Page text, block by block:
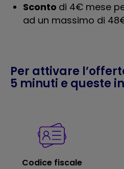
Sconto di 4€ mese
ad un massimo di
Per attivare
5 minuti e queste
Codice fiscale